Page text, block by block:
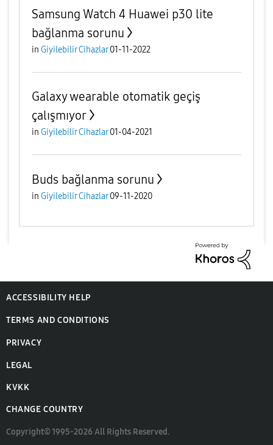
Samsung Watch 4 Huawei p30 lite
bağlanma sorunu
in Giyilebilir Cihazlar 01-11-2022
Galaxy wearable otomatik geçiş
çalışmıyor
in Giyilebilir Cihazlar 01-04-2021
Buds bağlanma sorunu
in Giyilebilir Cihazlar 09-11-2020
ACCESSIBILITY HELP
TERMS AND CONDITIONS
PRIVACY
LEGAL
KVKK
CHANGE COUNTRY
Copyright© 1995-2026 All Rights Reserved.